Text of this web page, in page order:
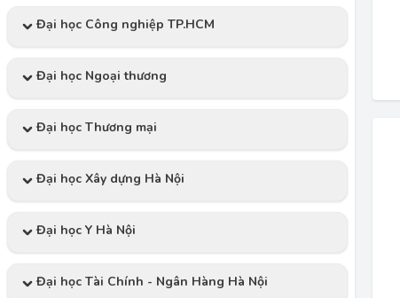
Đại học Công nghiệp TP.HCM
Đại học Ngoại thương
Đại học Thương mại
Đại học Xây dựng Hà Nội
Đại học Y Hà Nội
Đại học Tài Chính - Ngân Hàng Hà Nội